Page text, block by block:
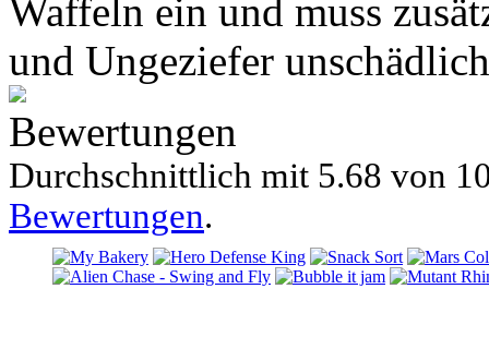
Waffeln ein und muss
und Ungeziefer
Bewertungen
Durchschnittlich mit 5.68 von
Bewertungen.